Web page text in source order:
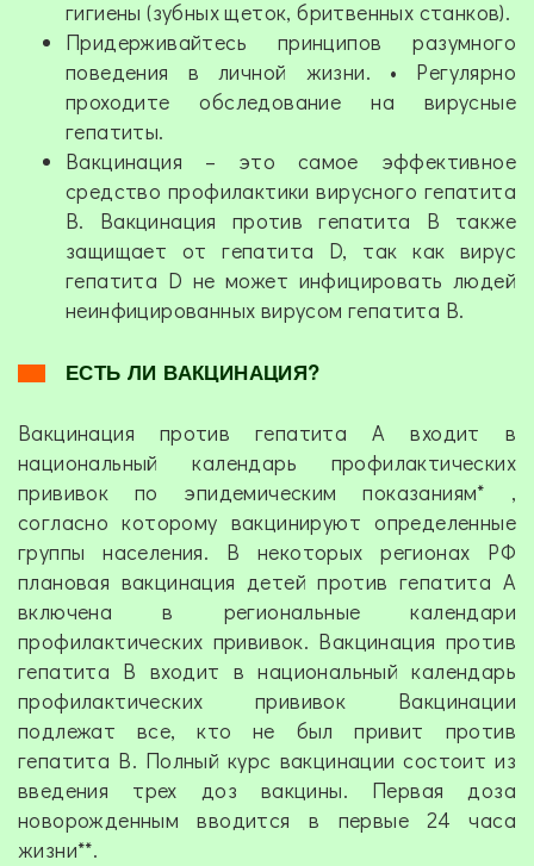
гигиены (зубных щеток, бритвенных станков).
Придерживайтесь принципов разумного
поведения в личной жизни. • Регулярно
проходите обследование на вирусные
гепатиты.
Вакцинация – это самое эффективное
средство профилактики вирусного гепатита
В. Вакцинация против гепатита В также
защищает от гепатита D, так как вирус
гепатита D не может инфицировать людей
неинфицированных вирусом гепатита В.
ЕСТЬ ЛИ ВАКЦИНАЦИЯ?
Вакцинация против гепатита А входит в
национальный календарь профилактических
прививок по эпидемическим показаниям* ,
согласно которому вакцинируют определенные
группы населения. В некоторых регионах РФ
плановая вакцинация детей против гепатита А
включена в региональные календари
профилактических прививок. Вакцинация против
гепатита В входит в национальный календарь
профилактических прививок Вакцинации
подлежат все, кто не был привит против
гепатита В. Полный курс вакцинации состоит из
введения трех доз вакцины. Первая доза
новорожденным вводится в первые 24 часа
жизни**.